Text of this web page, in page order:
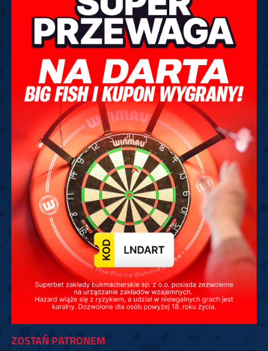
ZOSTAŃ PATRONEM